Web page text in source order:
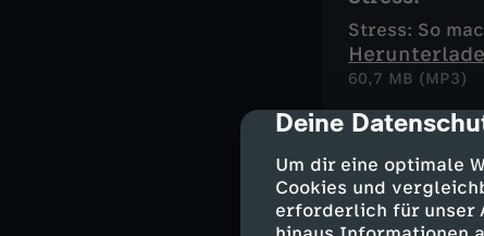
cmp-dialog-
Deine
Um dir eine optimale
Cookies und
erforderlich für unser
Stress: So
60,7 MB (MP3)
Stinke ich?
So entstehen